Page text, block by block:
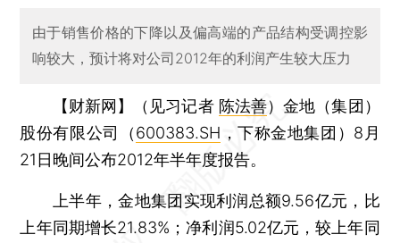
由于销售价格的下降以及偏高端的产品结构受调控影
响较大，预计将对公司2012年的利润产生较大压力
【财新网】（见习记者 陈法善）金地（集团）
股份有限公司（600383.SH ，下称金地集团）8月
21日晚间公布2012年半年度报告。
上半年，金地集团实现利润总额9.56亿元，比
上年同期增长21.83%；净利润5.02亿元，较上年同